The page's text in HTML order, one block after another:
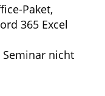
Paket,
365 Excel
Seminar nicht